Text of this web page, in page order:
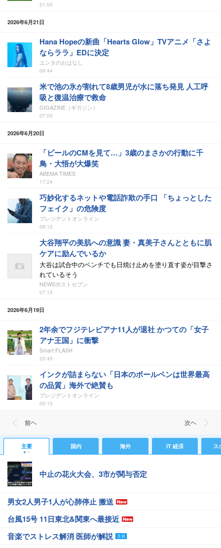
21:00
2026年6月21日
Hana Hopeの新曲「Hearts Glow」TVアニメ「さよ
ならララ」EDに決定
エンタのおはなし
09:44
米で池の氷が割れて8歳男児が水に落ち発見 人工呼
吸と復温治療で救命
GIGAZINE（ギガジン）
07:00
2026年6月20日
「ビールのCMを見て…」3歳のまさかの行動に千
鳥・大悟が大爆笑
ABEMA TIMES
17:24
巧妙化するネットや電話詐欺の手口 「ちょっとした
フェイク」の危険度
プレジデントオンライン
08:15
大谷翔平の美肌への意識 妻・真美子さんとともに肌
ケアに励んでいるか
大谷は試合中のベンチでも日焼け止めを塗り直す姿が目撃さ
れているそう
NEWSポストセブン
07:15
2026年6月19日
2年余でフジテレビアナ11人が退社 かつての「女子
アナ王国」に衝撃
Smart FLASH
20:45
インクが詰まらない「日本のボールペンは世界最高
の品質」海外で絶賛も
プレジデントオンライン
06:15
前ヘ 次ヘ
主要 国内 海外 IT 経済 ス
中止の花火大会、3市が関与否定
男女2人男子1人が心肺停止 搬送
台風15号 11日東北&関東へ最接近
音楽でストレス解消 医師が解説